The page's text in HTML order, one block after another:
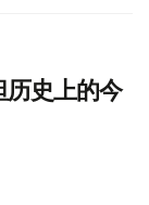
史上的今